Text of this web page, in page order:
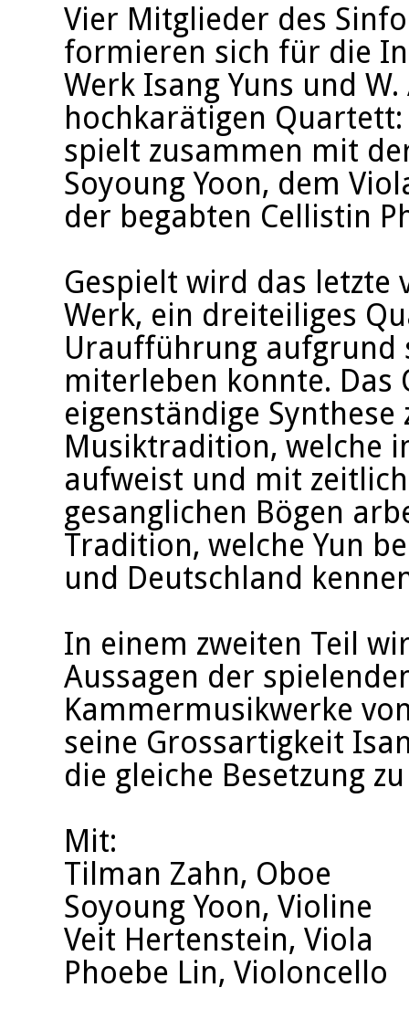
Vier Mitglieder des
formieren sich für die
Werk Isang Yuns und
hochkarätigen
spielt zusammen mit
Soyoung Yoon, dem
der begabten Cellistin
Gespielt wird das letzte
Werk, ein dreiteiliges
Uraufführung aufgrund
miterleben konnte. Das
eigenständige
Musiktradition, welche
aufweist und mit
gesanglichen Bögen
Tradition, welche Yun
und Deutschland
In einem zweiten Teil
Aussagen der
Kammermusikwerke
seine Grossartigkeit
die gleiche Besetzung
Mit:
Tilman Zahn, Oboe
Soyoung Yoon, Violine
Veit Hertenstein, Viola
Phoebe Lin, Violoncello